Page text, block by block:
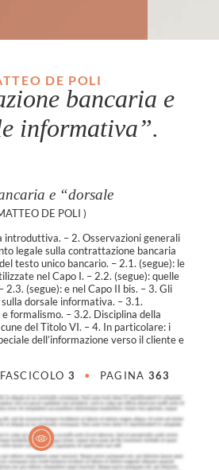
DE POLI
bancaria e
informativa”.
e “dorsale
DE POLI )
introduttiva. – 2. Osservazioni generali
legale sulla contrattazione bancaria
testo unico bancario. – 2.1. (segue): le
nel Capo I. – 2.2. (segue): quelle
2.3. (segue): e nel Capo II bis. – 3. Gli
dorsale informativa. – 3.1.
formalismo. – 3.2. Disciplina della
del Titolo VI. – 4. In particolare: i
dell’informazione verso il cliente e
FASCICOLO 3 • PAGINA 363